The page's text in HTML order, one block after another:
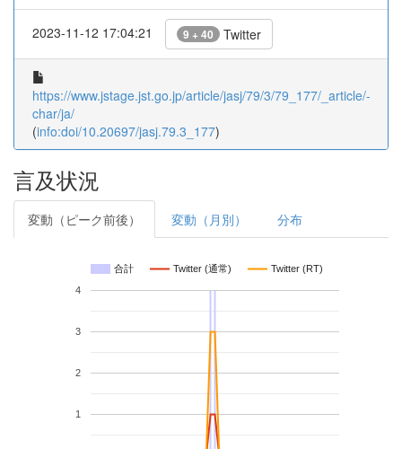
2023-11-12 17:04:21 9 + 40 Twitter
https://www.jstage.jst.go.jp/article/jasj/79/3/79_177/_article/-
char/ja/
(info:doi/10.20697/jasj.79.3_177)
言及状況
変動（ピーク前後） 変動（月別） 分布
合計 Twitter (通常) Twitter (RT)
1
2
3
4